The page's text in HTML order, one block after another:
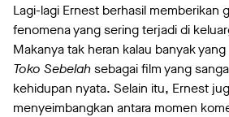
Lagi-lagi Ernest berhasil memberikan
fenomena yang sering terjadi di
Makanya tak heran kalau banyak
Toko Sebelahsebagai film yang
kehidupan nyata. Selain itu, Ernest
menyeimbangkan antara momen